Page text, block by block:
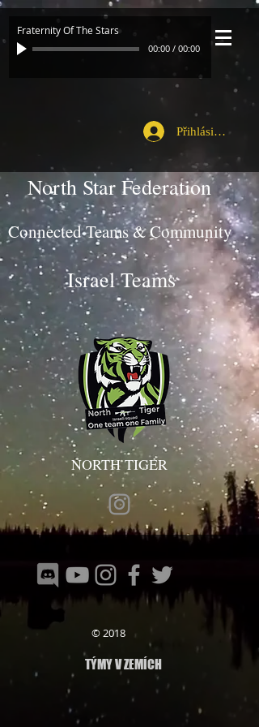
Fraternity Of The Stars
00:00 / 00:00
Přihlásit se
North Star Federation
Connected Teams & Community
Israel Teams
NORTH TIGER
© 2018
TÝMY V ZEMÍCH